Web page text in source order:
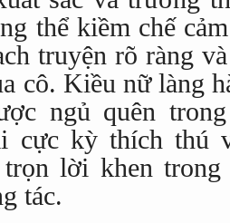
thể kiềm chế
truyện rõ ràng
cô. Kiều nữ làng
ngủ quên
cực kỳ thích thú
lời khen
tác.